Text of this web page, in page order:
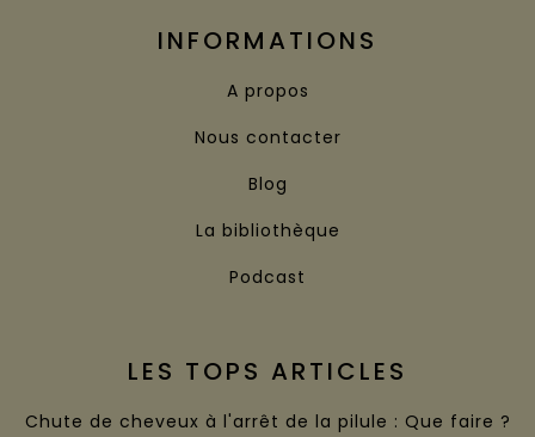
INFORMATIONS
A propos
Nous contacter
Blog
La bibliothèque
Podcast
LES TOPS ARTICLES
Chute de cheveux à l'arrêt de la pilule : Que faire ?